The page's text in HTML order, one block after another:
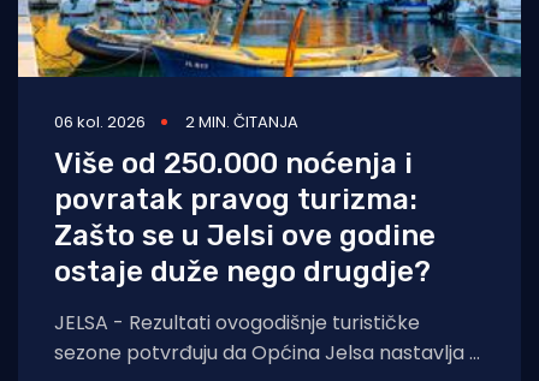
06 kol. 2026 2 MIN. ČITANJA
Više od 250.000 noćenja i
povratak pravog turizma:
Zašto se u Jelsi ove godine
ostaje duže nego drugdje?
JELSA - Rezultati ovogodišnje turističke
sezone potvrđuju da Općina Jelsa nastavlja u